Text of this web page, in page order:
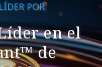
POR
en el
de